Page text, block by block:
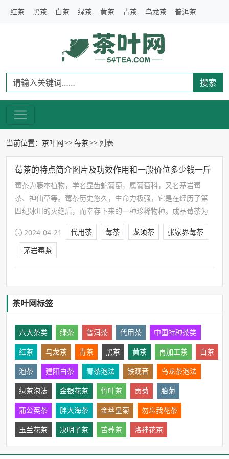
红茶 黑茶 白茶 绿茶 黄茶 青茶 乌龙茶 普洱茶
搜索
当前位置： 茶叶网 莓茶 列表
莓茶的特点简介图片及功效作用和一般价位多少钱一斤
莓茶为藤本植物，学名显齿蛇葡萄，属葡萄科，又名茅岩莓
茶、神仙草等。莓茶历史悠久，生命力极强，它是在经历了第
四纪冰川的灭绝后，而幸存下来的一种珍稀物种。成品莓茶为
代用茶，根据工艺不同分为芽尖莓茶、普叶莓茶和颗粒莓茶三
大类，其茶富含多种有益物质与微量元素…
2024-04-21 代用茶 莓茶 龙须茶
张家界莓茶
茅岩莓茶
茶叶网标签
六大茶类 绿茶 普洱茶 代用茶
中国特种茶类
红茶
乌龙茶 青茶 黑茶 黄茶 再加工茶
白茶
泡茶
建阳白茶 青茶泡法 铁观音
乌龙茶泡法
绿茶泡法
金银花茶 竹叶茶 贡菊
胎菊
蒲公英茶
胖大海茶 金丝皇菊
勿忘我花茶
玉兰花茶
决明子茶 苦荞茶 洛神花茶